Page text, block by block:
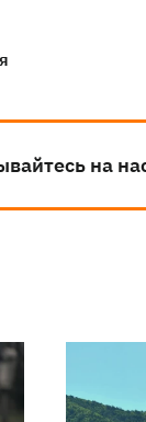
на